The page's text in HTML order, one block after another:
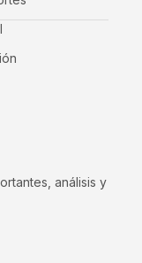
análisis y